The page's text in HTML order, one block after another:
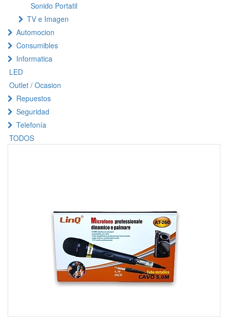
Sonido Portatil
TV e Imagen
Automocion
Consumibles
Informatica
LED
Outlet / Ocasion
Repuestos
Seguridad
Telefonía
TODOS